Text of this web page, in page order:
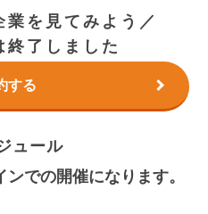
業を見てみよう／
終了しました
する
ュール
での開催になります。